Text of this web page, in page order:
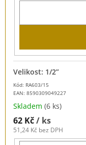
Kód: RA603/15
EAN: 8590309049227
Velikost: 1/2”
Skladem (6 ks)
62 Kč/ ks
51,24 Kč bez DPH